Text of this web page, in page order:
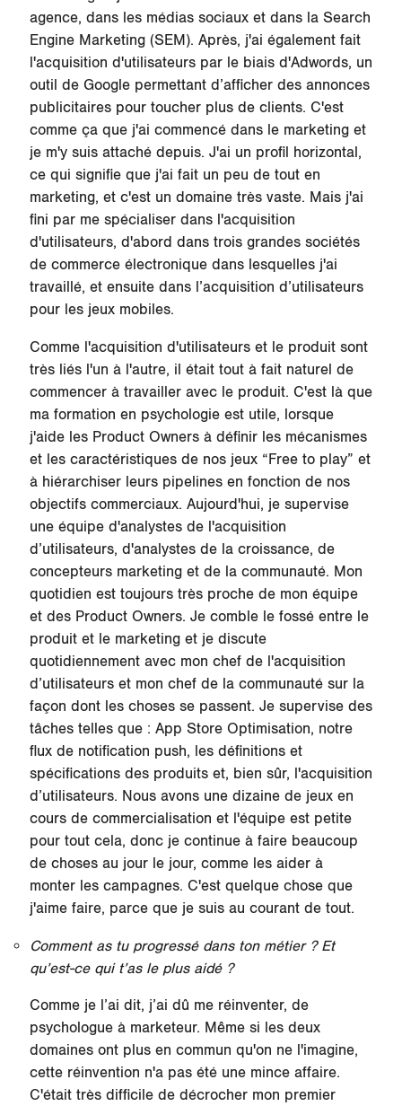
agence, dans les médias sociaux et dans la Search
Engine Marketing (SEM). Après, j'ai également fait
l'acquisition d'utilisateurs par le biais d'Adwords, un
outil de Google permettant d’afficher des annonces
publicitaires pour toucher plus de clients. C'est
comme ça que j'ai commencé dans le marketing et
je m'y suis attaché depuis. J'ai un profil horizontal,
ce qui signifie que j'ai fait un peu de tout en
marketing, et c'est un domaine très vaste. Mais j'ai
fini par me spécialiser dans l'acquisition
d'utilisateurs, d'abord dans trois grandes sociétés
de commerce électronique dans lesquelles j'ai
travaillé, et ensuite dans l’acquisition d’utilisateurs
pour les jeux mobiles.
Comme l'acquisition d'utilisateurs et le produit sont
très liés l'un à l'autre, il était tout à fait naturel de
commencer à travailler avec le produit. C'est là que
ma formation en psychologie est utile, lorsque
j'aide les Product Owners à définir les mécanismes
et les caractéristiques de nos jeux “Free to play” et
à hiérarchiser leurs pipelines en fonction de nos
objectifs commerciaux. Aujourd'hui, je supervise
une équipe d'analystes de l'acquisition
d’utilisateurs, d'analystes de la croissance, de
concepteurs marketing et de la communauté. Mon
quotidien est toujours très proche de mon équipe
et des Product Owners. Je comble le fossé entre le
produit et le marketing et je discute
quotidiennement avec mon chef de l'acquisition
d’utilisateurs et mon chef de la communauté sur la
façon dont les choses se passent. Je supervise des
tâches telles que : App Store Optimisation, notre
flux de notification push, les définitions et
spécifications des produits et, bien sûr, l'acquisition
d’utilisateurs. Nous avons une dizaine de jeux en
cours de commercialisation et l'équipe est petite
pour tout cela, donc je continue à faire beaucoup
de choses au jour le jour, comme les aider à
monter les campagnes. C'est quelque chose que
j'aime faire, parce que je suis au courant de tout.
Comment as tu progressé dans ton métier ? Et
qu’est-ce qui t’as le plus aidé ?
Comme je l’ai dit, j’ai dû me réinventer, de
psychologue à marketeur. Même si les deux
domaines ont plus en commun qu'on ne l'imagine,
cette réinvention n'a pas été une mince affaire.
C'était très difficile de décrocher mon premier